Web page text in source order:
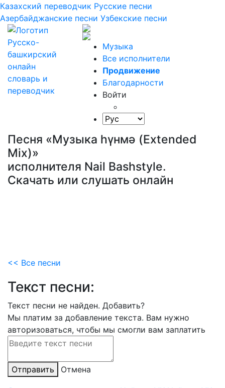
Казахский переводчик Русские песни
Азербайджанские песни Узбекские песни
Музыка
Все исполнители
Продвижение
Благодарности
Войти
Песня «Музыка һүнмә (Extended
Mix)»
исполнителя Nail Bashstyle.
Скачать или слушать онлайн
<< Все песни
Текст песни:
Текст песни не найден. Добавить?
Мы платим за добавление текста. Вам нужно
авторизоваться, чтобы мы смогли вам заплатить
Отправить Отмена